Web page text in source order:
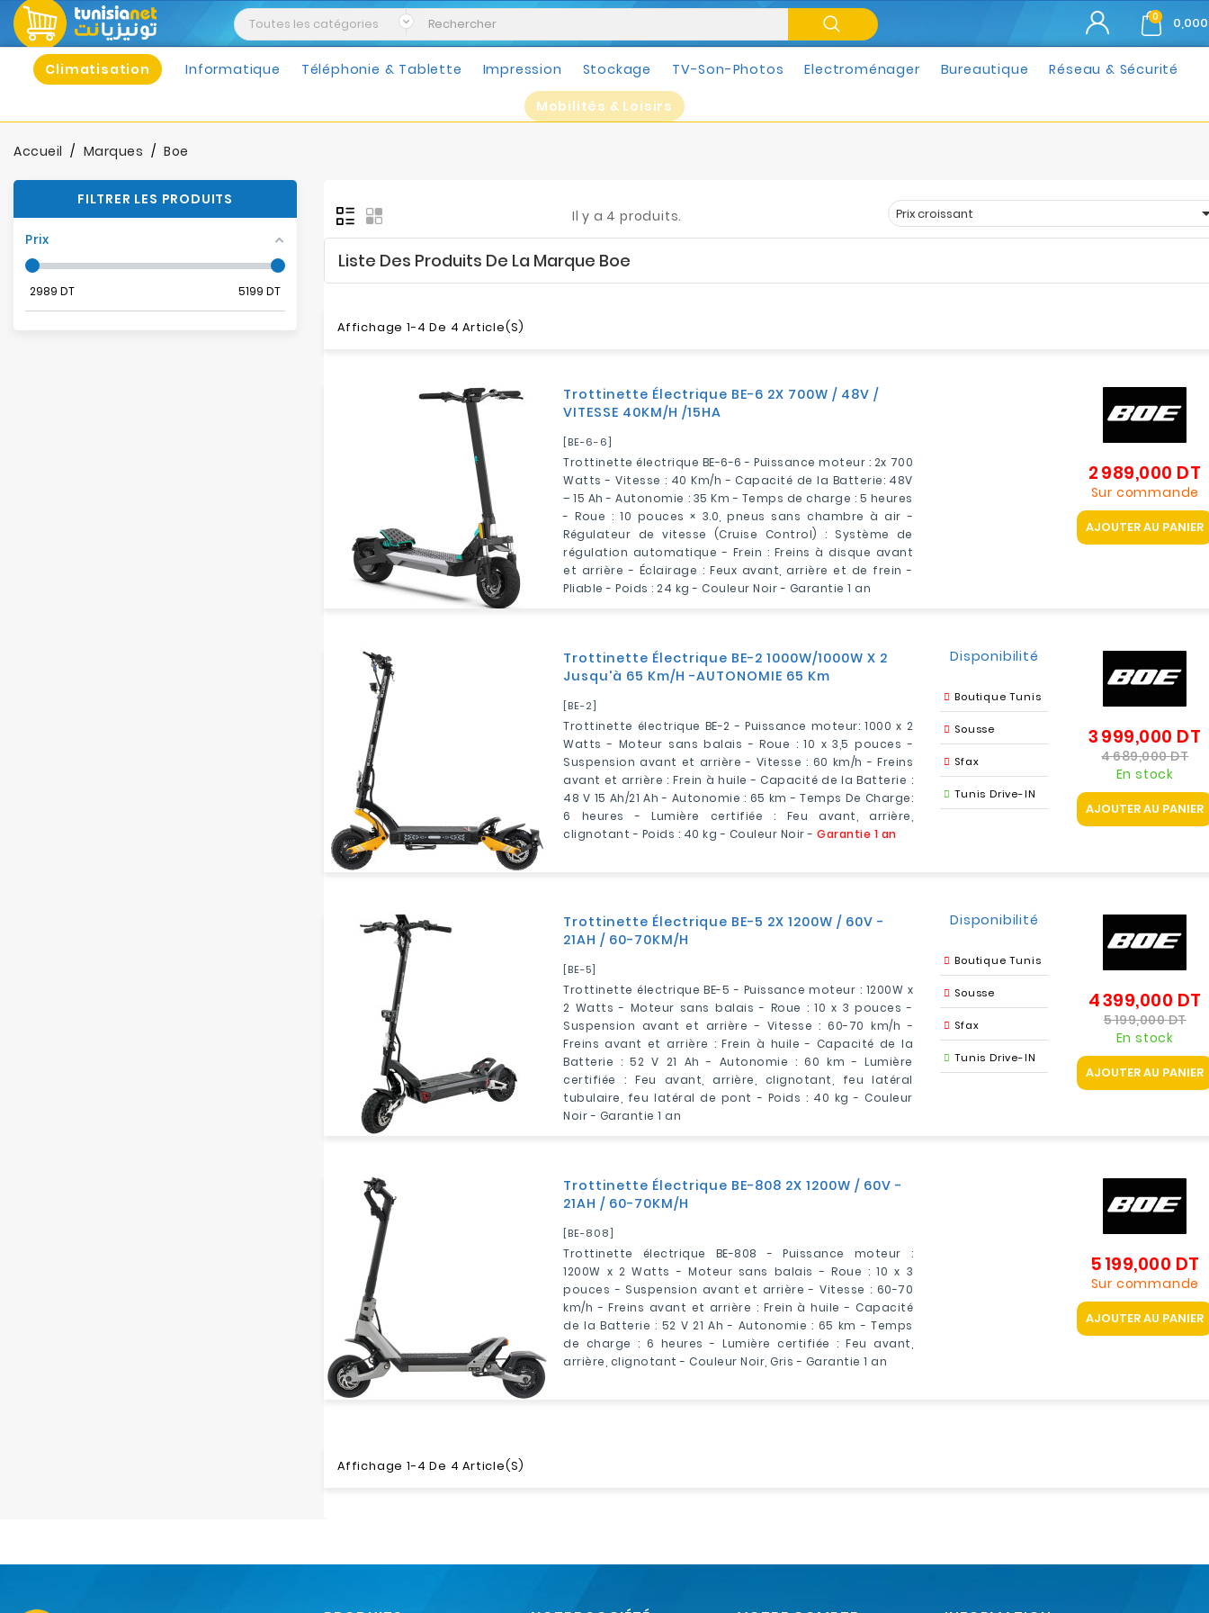
0
Climatisation Informatique Téléphonie & Tablette Impression Stockage TV-Son-Photos Electroménager Bureautique Réseau & Sécurité
Mobilités & Loisirs
Accueil Marques Boe
FILTRER LES PRODUITS
Prix
2989 DT 5199 DT
Il y a 4 produits. Prix croissant
Liste Des Produits De La Marque Boe
Affichage 1-4 De 4 Article(s)
Trottinette Électrique BE-6 2X 700W / 48V /
VITESSE 40KM/H /15HA
[BE-6-6]
Trottinette électrique BE-6-6 - Puissance moteur : 2x 700
Watts - Vitesse : 40 Km/h - Capacité de la Batterie: 48V
– 15 Ah - Autonomie : 35 Km - Temps de charge : 5 heures
- Roue : 10 pouces × 3.0, pneus sans chambre à air -
Régulateur de vitesse (Cruise Control) : Système de
régulation automatique - Frein : Freins à disque avant
et arrière - Éclairage : Feux avant, arrière et de frein -
Pliable - Poids : 24 kg - Couleur Noir - Garantie 1 an
2 989,000 DT
Sur commande
AJOUTER AU PANIER
Trottinette Électrique BE-2 1000W/1000W X 2
Jusqu'à 65 Km/H -AUTONOMIE 65 Km
[BE-2]
Trottinette électrique BE-2 - Puissance moteur: 1000 x 2
Watts - Moteur sans balais - Roue : 10 x 3,5 pouces -
Suspension avant et arrière - Vitesse : 60 km/h - Freins
avant et arrière : Frein à huile - Capacité de la Batterie :
48 V 15 Ah/21 Ah - Autonomie : 65 km - Temps De Charge:
6 heures - Lumière certifiée : Feu avant, arrière,
clignotant - Poids : 40 kg - Couleur Noir -Garantie 1 an
Disponibilité
Boutique Tunis
Sousse
Sfax
Tunis Drive-IN
3 999,000 DT
4 689,000 DT
En stock
AJOUTER AU PANIER
Trottinette Électrique BE-5 2X 1200W / 60V -
21AH / 60-70KM/H
[BE-5]
Trottinette électrique BE-5 - Puissance moteur : 1200W x
2 Watts - Moteur sans balais - Roue : 10 x 3 pouces -
Suspension avant et arrière - Vitesse : 60-70 km/h -
Freins avant et arrière : Frein à huile - Capacité de la
Batterie : 52 V 21 Ah - Autonomie : 60 km - Lumière
certifiée : Feu avant, arrière, clignotant, feu latéral
tubulaire, feu latéral de pont - Poids : 40 kg - Couleur
Noir - Garantie 1 an
Disponibilité
Boutique Tunis
Sousse
Sfax
Tunis Drive-IN
4 399,000 DT
5 199,000 DT
En stock
AJOUTER AU PANIER
Trottinette Électrique BE-808 2X 1200W / 60V -
21AH / 60-70KM/H
[BE-808]
Trottinette électrique BE-808 - Puissance moteur :
1200W x 2 Watts - Moteur sans balais - Roue : 10 x 3
pouces - Suspension avant et arrière - Vitesse : 60-70
km/h - Freins avant et arrière : Frein à huile - Capacité
de la Batterie : 52 V 21 Ah - Autonomie : 65 km - Temps
de charge : 6 heures - Lumière certifiée : Feu avant,
arrière, clignotant - Couleur Noir, Gris - Garantie 1 an
5 199,000 DT
Sur commande
AJOUTER AU PANIER
Affichage 1-4 De 4 Article(s)